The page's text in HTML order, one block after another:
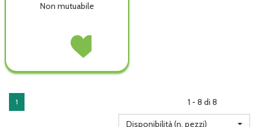
Non mutuabile
MELURK
è
Acquista MELURK
HAIR
wishlist
1 1 - 8 di 8
Disponibilità (n. pezzi)